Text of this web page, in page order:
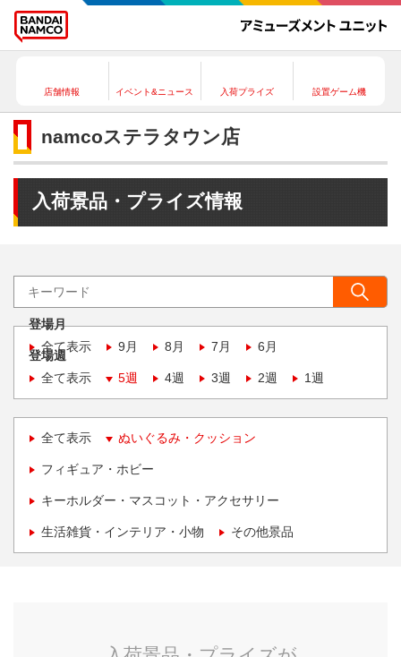
店舗情報 イベント&ニュース 入荷プライズ 設置ゲーム機
namcoステラタウン店
入荷景品・プライズ情報
登場月
全て表示
9月 8月 7月 6月
登場週
全て表示
5週 4週 3週 2週 1週
全て表示 ぬいぐるみ・クッション
フィギュア・ホビー
キーホルダー・マスコット・アクセサリー
生活雑貨・インテリア・小物 その他景品